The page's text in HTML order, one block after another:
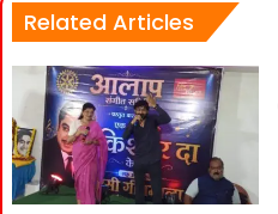
Related Articles